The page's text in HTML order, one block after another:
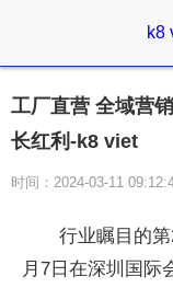
k8
工厂直营 全域营
长红利-k8 viet
时间：2024-03-11
行业瞩目的
月7日在深圳国际